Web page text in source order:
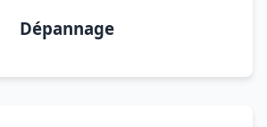
Dépannage